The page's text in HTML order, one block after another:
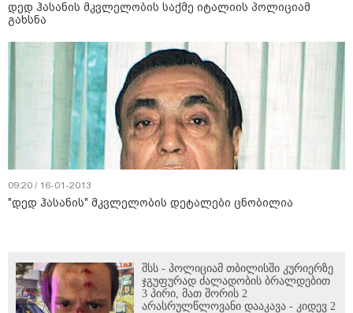
დედ ჰასანის მკვლელობის საქმე იტალიის პოლიციამ
გახსნა
09:20 / 16-01-2013
"დედ ჰასანის" მკვლელობის დეტალები ცნობილია
შსს - პოლიციამ თბილისში კურიერზე
ჯგუფურად ძალადობის ბრალდებით
3 პირი, მათ შორის 2
არასრულწლოვანი დააკავა - კიდევ 2